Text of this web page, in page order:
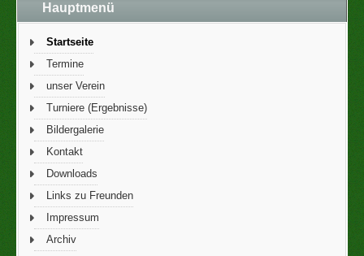
Hauptmenü
Startseite
Termine
unser Verein
Turniere (Ergebnisse)
Bildergalerie
Kontakt
Downloads
Links zu Freunden
Impressum
Archiv